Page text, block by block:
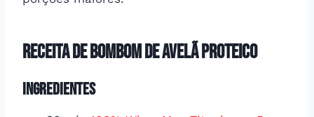
Receita de Bombom de Avelã Proteico
Ingredientes